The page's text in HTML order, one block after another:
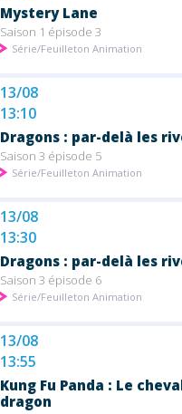
Mystery Lane
Saison 1 épisode 3
Série/Feuilleton Animation
13/08
13:10
Dragons : par-delà les
Saison 3 épisode 5
Série/Feuilleton Animation
13/08
13:30
Dragons : par-delà les
Saison 3 épisode 6
Série/Feuilleton Animation
13/08
13:55
Kung Fu Panda : Le
dragon